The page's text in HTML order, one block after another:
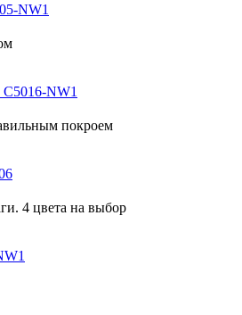
NW1
NW1
покроем
4 цвета на выбор